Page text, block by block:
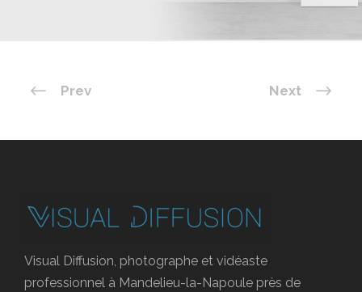
Prev Next
Visual Diffusion, photographe et vidéaste
professionnel à Mandelieu-la-Napoule près de